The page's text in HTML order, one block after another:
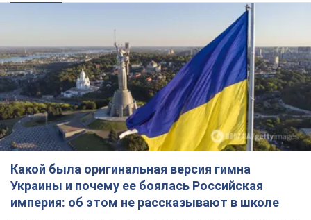
Какой была оригинальная версия гимна
Украины и почему ее боялась Российская
империя: об этом не рассказывают в школе